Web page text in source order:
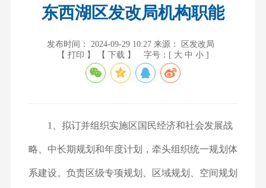
东西湖区发改局机构职能
发布时间： 2024-09-29 10:27 来源： 区发改局
【 打印 】
【 下载 】 字号：[ 大 中 小 ]
1、拟订并组织实施区国民经济和社会发展战
略、中长期规划和年度计划，牵头组织统一规划体
系建设。负责区级专项规划、区域规划、空间规划